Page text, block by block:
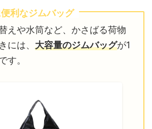
利なジムバッグ
えや水筒など、かさばる荷物
には、 大容量のジムバッグが1
す。